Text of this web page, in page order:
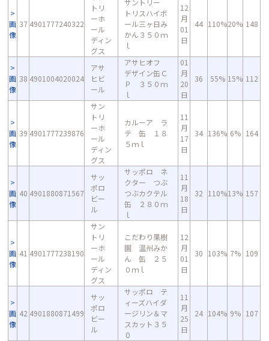
画
像
37 4901777240322
トリ
ーホ
ール
ディン
グス
サントリー
トリスハイボ
ール三ヶ日み
かん３５０ｍ
ｌ
12
月
01
日
44 110%20% 148
画
像
38 4901004020024
アサ
ヒビ
ール
アサヒオフ
デザイン缶Ｃ
Ｐ ３５０ｍ
ｌ
01
月
20
日
36 55% 15% 112
画
像
39 4901777239876
サン
トリ
ーホ
ール
ディン
グス
カルーア ラ
テ 缶 １８
５ｍｌ
11
月
17
日
34 136% 6% 164
画
像
40 4901880871567
サッ
ポロ
ビー
ル
サッポロ ネ
クター つぶ
つぶカクテル
缶 ２８０ｍ
ｌ
11
月
18
日
32 110%13% 157
画
像
41 4901777238190
サン
トリ
ーホ
ール
ディン
グス
こだわり果樹
園 温州みか
ん 缶 ２５
０ｍｌ
12
月
01
日
30 103% 7% 109
画
像
42 4901880871499
サッ
ポロ
ビー
ル
サッポロ テ
ィーズハイダ
ージリン＆マ
スカット３５
０
11
月
25
日
24 104% 9% 107